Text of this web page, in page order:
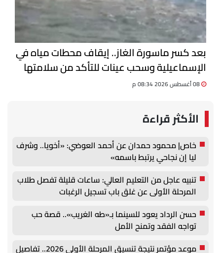
بعد كسر ماسورة الغاز.. إيقاف محطات مياه في
الإسماعيلية وسحب عينات للتأكد من سلامتها
الأكثر قراءة
خاص| محمود حمدان عن أحمد العوضي: «أخويا.. وشرف
ليا إن نجاحي يرتبط باسمه»
تنبيه عاجل من التعليم العالي: ساعات قليلة تفصل طلاب
المرحلة الأولى عن غلق باب تسجيل الرغبات
حسن الرداد يعود للسينما بـ«طه الغريب».. قصة حب
تواجه الفقد وتمنح الأمل
موعد مؤتمر نتيجة تنسيق المرحلة الأولى 2026.. تفاصيل